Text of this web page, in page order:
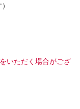
いただく場合がござ